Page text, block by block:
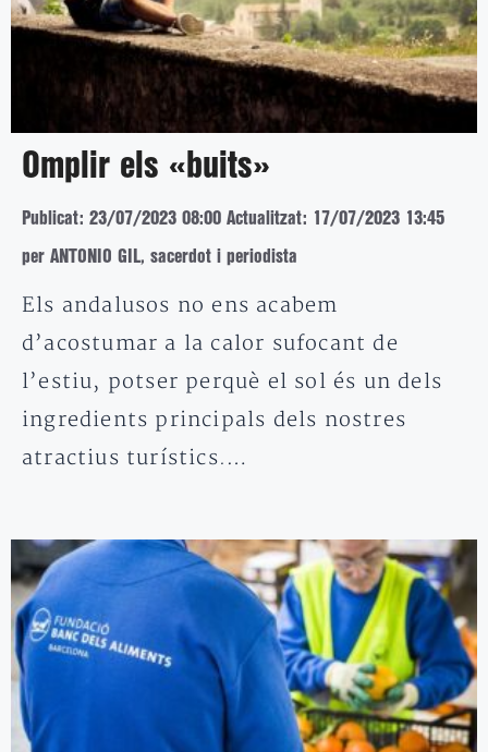
Omplir els «buits»
Publicat: 23/07/2023 08:00 Actualitzat: 17/07/2023 13:45
per ANTONIO GIL, sacerdot i periodista
Els andalusos no ens acabem
d’acostumar a la calor sufocant de
l’estiu, potser perquè el sol és un dels
ingredients principals dels nostres
atractius turístics.…